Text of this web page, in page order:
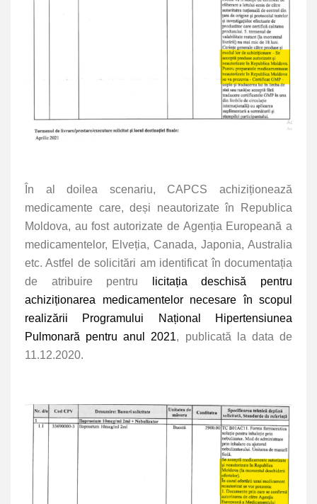
În al doilea scenariu, CAPCS achiziționează
medicamente care, deși neautorizate în Republica
Moldova, au fost autorizate de Agenția Europeană a
medicamentelor, Elveția, Canada, Japonia, Australia
etc. Astfel de solicitări am identificat în documentația
de atribuire pentru
licitația deschisă pentru
achiziționarea medicamentelor necesare în scopul
realizării Programului Național Hipertensiunea
Pulmonară pentru anul 2021, publicată la data de
11.12.2020.